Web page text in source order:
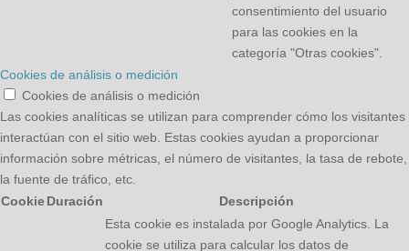
consentimiento del usuario
para las cookies en la
categoría "Otras cookies".
Cookies de análisis o medición
Cookies de análisis o medición
Las cookies analíticas se utilizan para comprender cómo los visitantes
interactúan con el sitio web. Estas cookies ayudan a proporcionar
información sobre métricas, el número de visitantes, la tasa de rebote,
la fuente de tráfico, etc.
CookieDuración
Descripción
Esta cookie es instalada por Google Analytics. La
cookie se utiliza para calcular los datos de